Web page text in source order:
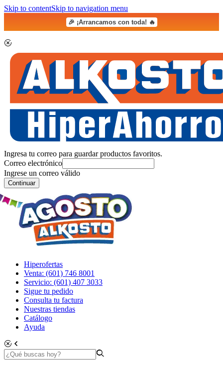
Skip to contentSkip to navigation menu
🎉 ¡Arrancamos con toda! 🔥
Ingresa tu correo para guardar productos favoritos.
Correo electrónico
Ingrese un correo válido
Continuar
Hiperofertas
Venta: (601) 746 8001
Servicio: (601) 407 3033
Sigue tu pedido
Consulta tu factura
Nuestras tiendas
Catálogo
Ayuda